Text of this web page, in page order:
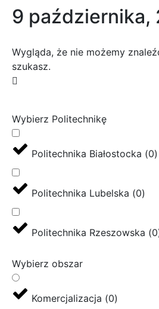
Wybierz Politechnikę
Politechnika Białostocka (0)
Politechnika Lubelska (0)
Politechnika Rzeszowska (0
Wybierz obszar
Komercjalizacja (0)
9 października,
Wygląda, że nie możemy
szukasz.